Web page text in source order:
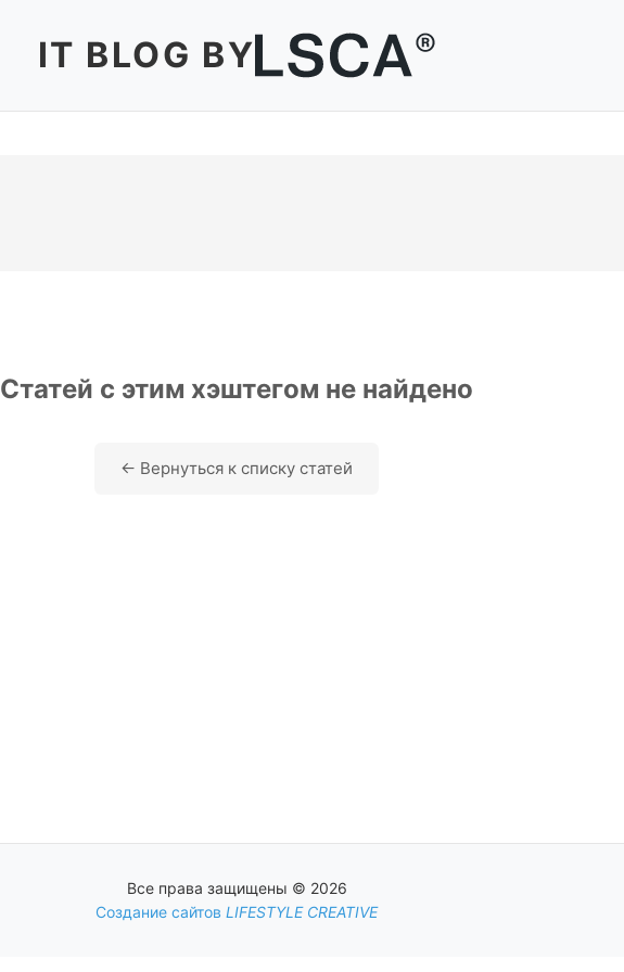
IT BLOG BY
Статей с этим хэштегом не найдено
← Вернуться к списку статей
Все права защищены © 2026
Создание сайтов LIFESTYLE CREATIVE